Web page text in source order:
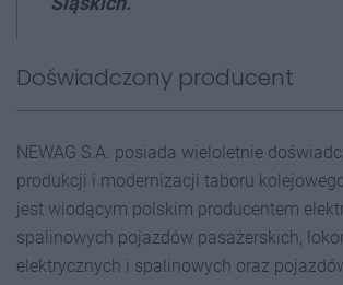
Doświadczony producent
NEWAG S.A. posiada wieloletnie
produkcji i modernizacji taboru
jest wiodącym polskim producentem
spalinowych pojazdów pasażerskich,
elektrycznych i spalinowych oraz